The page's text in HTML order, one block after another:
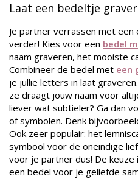
Laat een bedeltje
Je partner verrassen met een
verder! Kies voor een bedel
naam graveren, het mooiste
Combineer de bedel met een
je jullie letters in laat
ze draagt jouw naam voor
liever wat subtieler? Ga dan
of symbolen. Denk
Ook zeer populair: het
symbool voor de oneindige
voor je partner dus! De
een bedel voor je geliefde